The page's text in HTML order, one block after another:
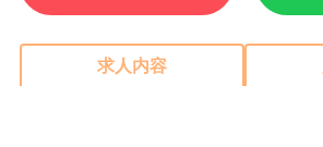
求人内容